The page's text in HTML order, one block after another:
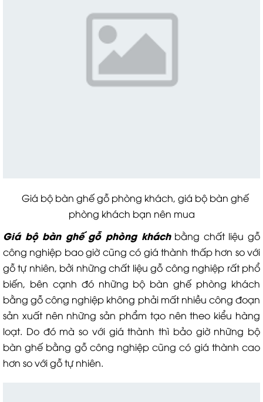
Giá bộ bàn ghế gỗ phòng khách, giá bộ bàn ghế
phòng khách bạn nên mua
Giá bộ bàn ghế gỗ phòng kháchbằng chất liệu gỗ
công nghiệp bao giờ cũng có giá thành thấp hơn so với
gỗ tự nhiên, bởi những chất liệu gỗ công nghiệp rất phổ
biến, bên cạnh đó những bộ bàn ghế phòng khách
bằng gỗ công nghiệp không phải mất nhiều công đoạn
sản xuất nên những sản phẩm tạo nên theo kiểu hàng
loạt. Do đó mà so với giá thành thì bảo giờ những bộ
bàn ghế bằng gỗ công nghiệp cũng có giá thành cao
hơn so với gỗ tự nhiên.